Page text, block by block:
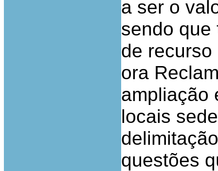
a ser o
sendo que
de
ora
ampliação
locais
questões